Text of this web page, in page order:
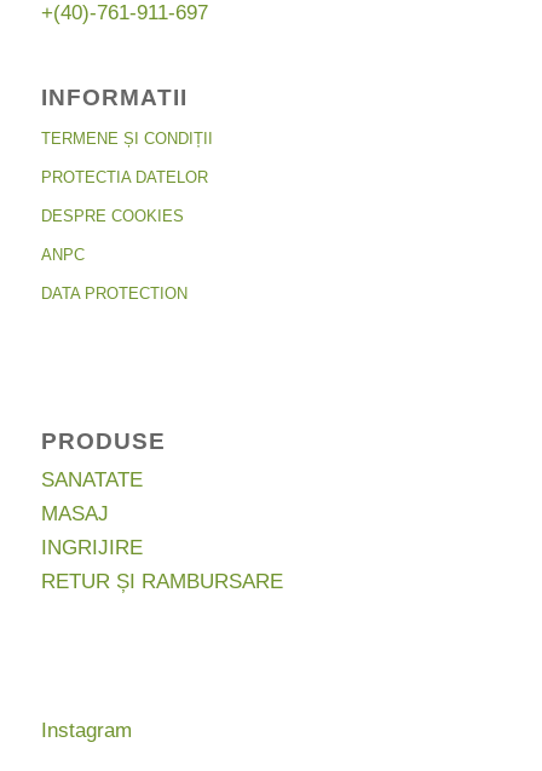
+(40)-761-911-697
INFORMATII
TERMENE ȘI CONDIȚII
PROTECTIA DATELOR
DESPRE COOKIES
ANPC
DATA PROTECTION
PRODUSE
SANATATE
MASAJ
INGRIJIRE
RETUR ȘI RAMBURSARE
Instagram